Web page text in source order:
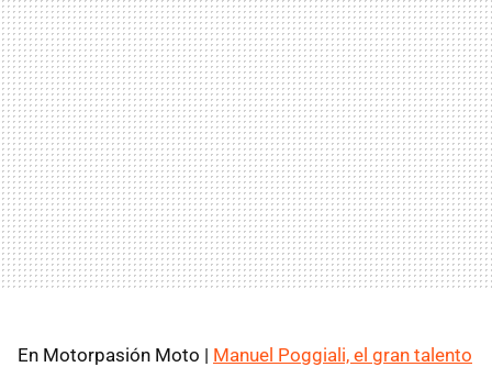
En Motorpasión Moto | Manuel Poggiali, el gran talento